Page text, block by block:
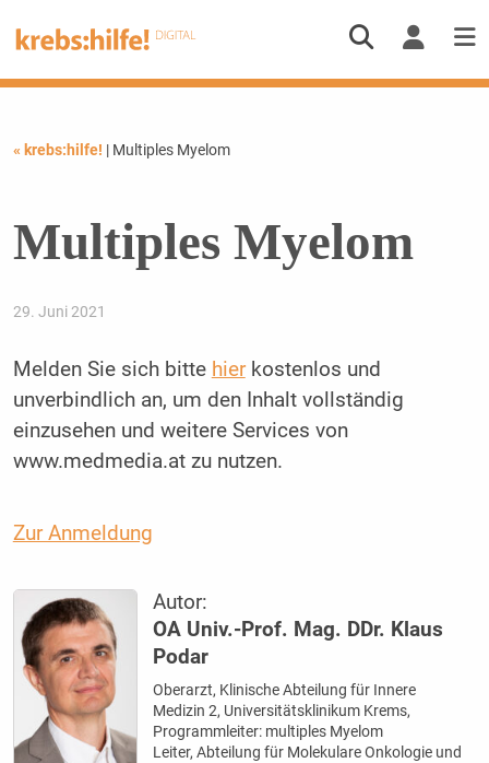
« krebs:hilfe! | Multiples Myelom
Multiples Myelom
29. Juni 2021
Melden Sie sich bitte hierkostenlos und
unverbindlich an, um den Inhalt vollständig
einzusehen und weitere Services von
www.medmedia.at zu nutzen.
Zur Anmeldung
Autor:
OA Univ.-Prof. Mag. DDr. Klaus
Podar
Oberarzt, Klinische Abteilung für Innere
Medizin 2, Universitätsklinikum Krems,
Programmleiter: multiples Myelom
Leiter, Abteilung für Molekulare Onkologie und